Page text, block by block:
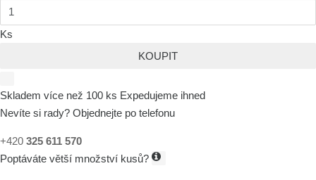
Ks
KOUPIT
Skladem více než 100 ks Expedujeme ihned
Nevíte si rady? Objednejte po telefonu
+420 325 611 570
Poptáváte větší množství kusů?